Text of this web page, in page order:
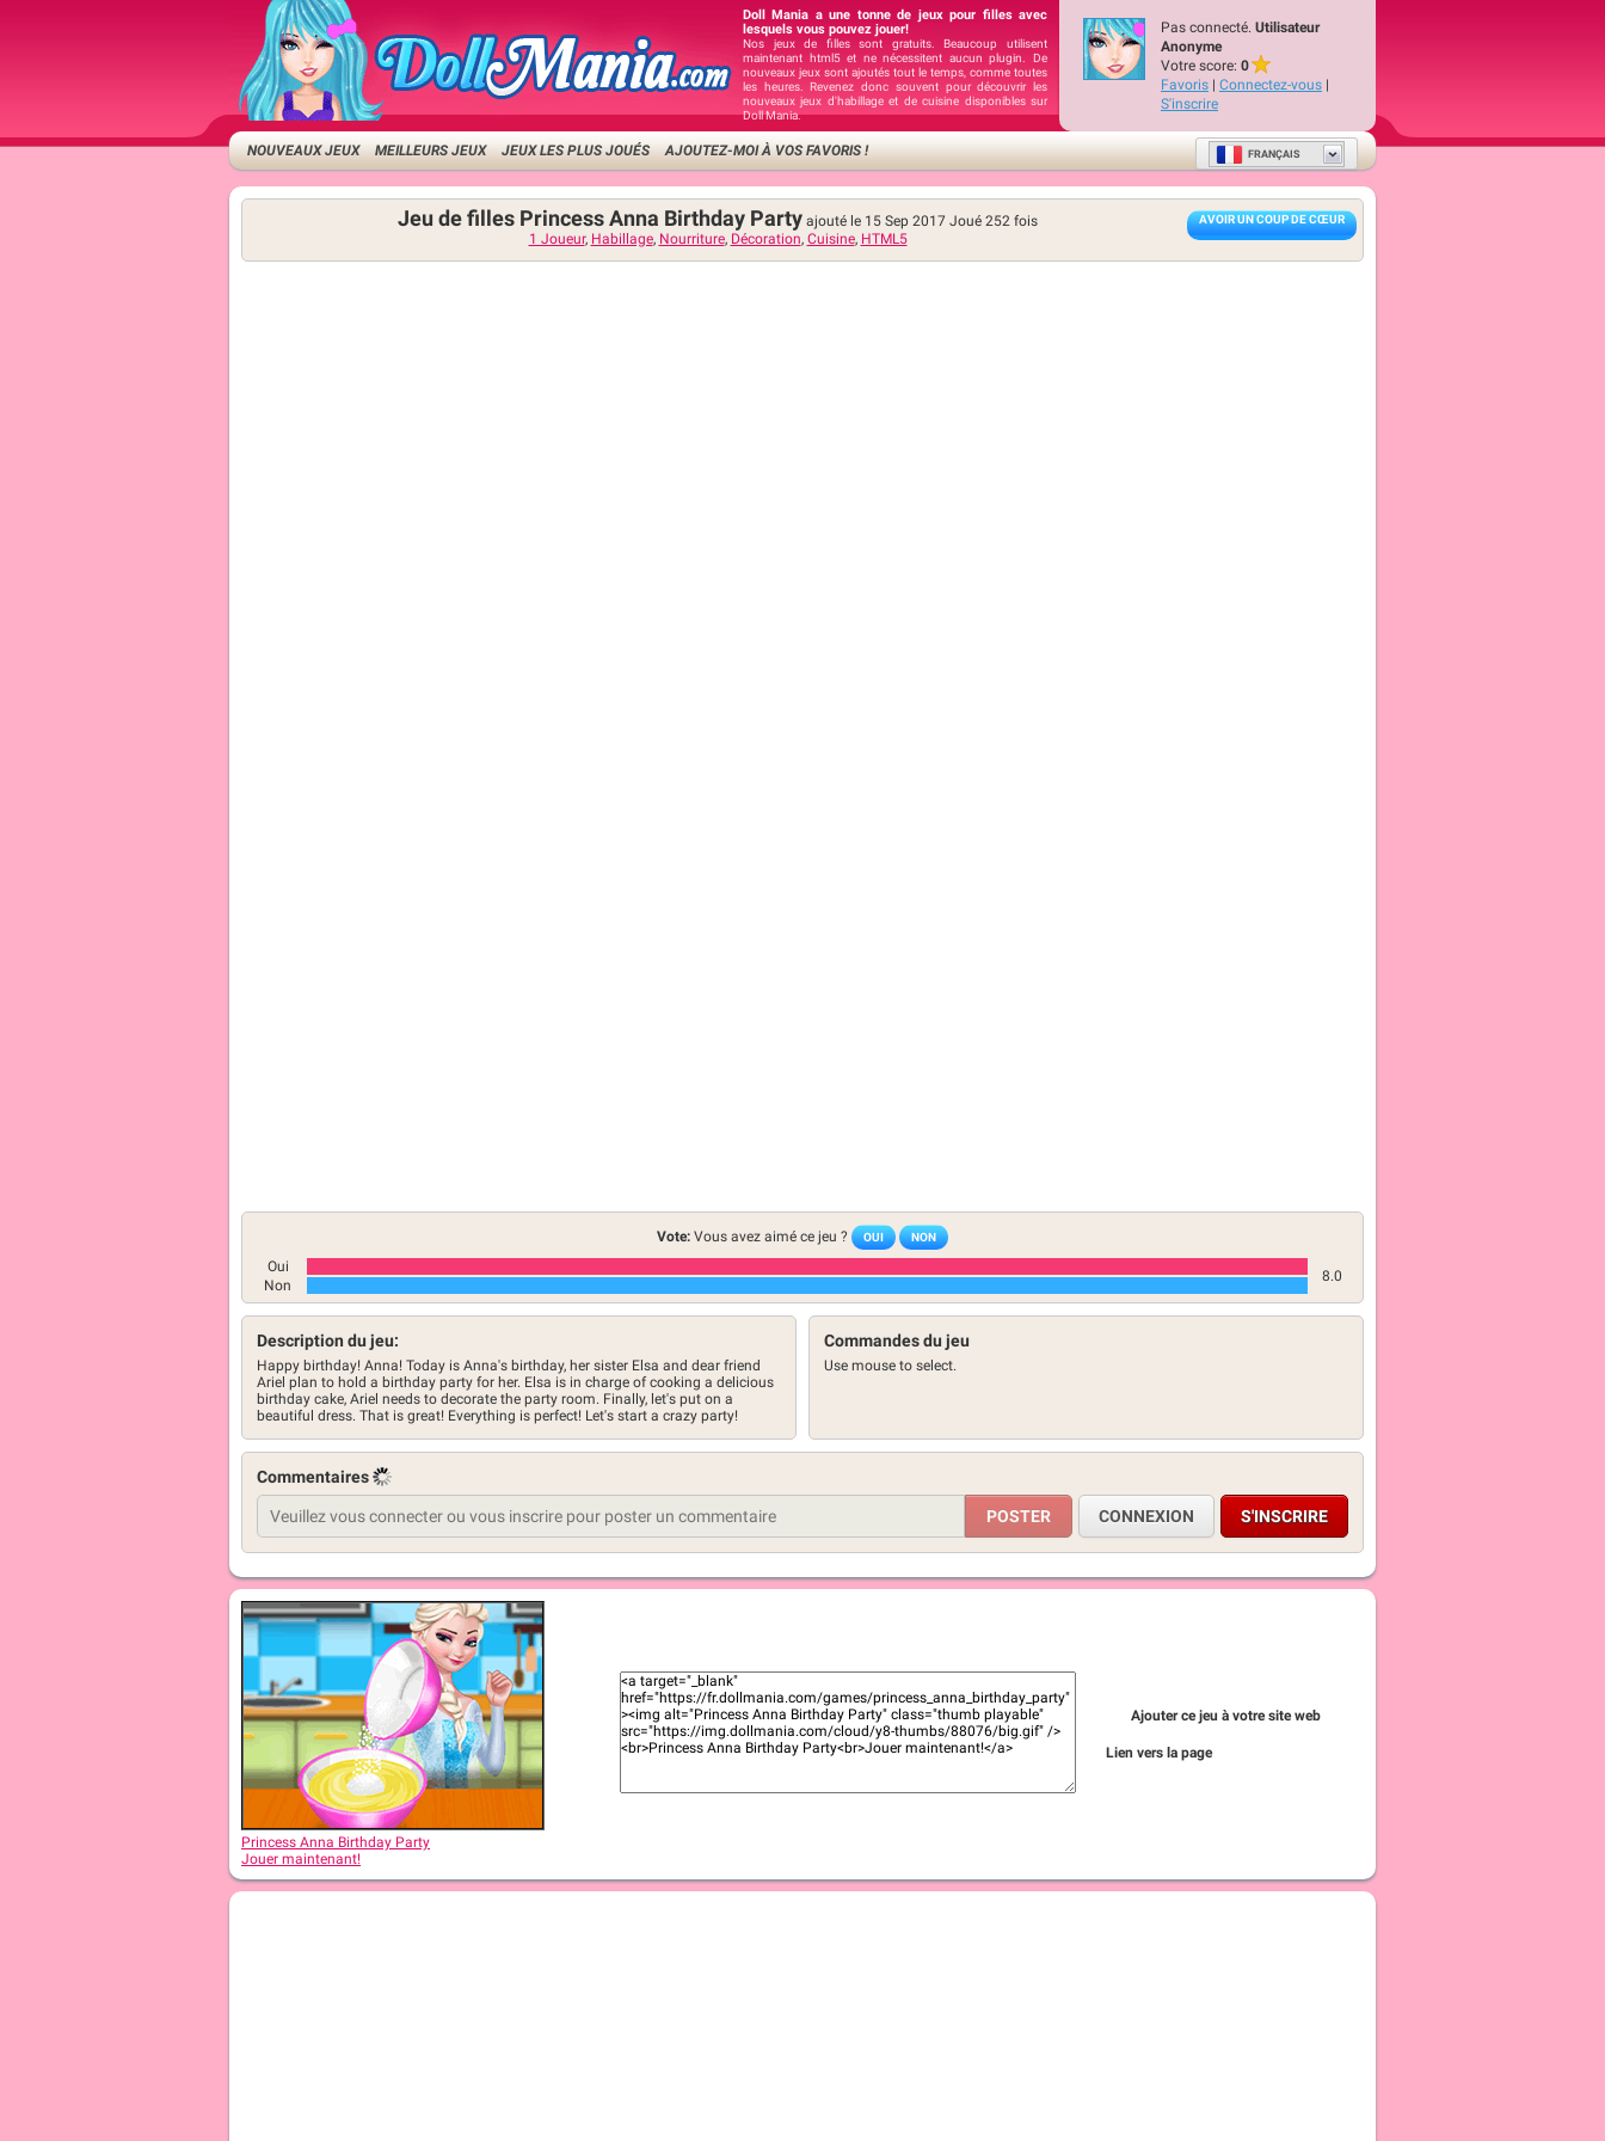
Doll Mania a une tonne de jeux pour filles avec
lesquels vous pouvez jouer!
Nos jeux de filles sont gratuits. Beaucoup utilisent
maintenant html5 et ne nécessitent aucun plugin. De
nouveaux jeux sont ajoutés tout le temps, comme toutes
les heures. Revenez donc souvent pour découvrir les
nouveaux jeux d'habillage et de cuisine disponibles sur
Doll Mania.
Pas connecté. Utilisateur
Anonyme
Votre score: 0
Favoris | Connectez-vous |
S'inscrire
NOUVEAUX JEUX MEILLEURS JEUX JEUX LES PLUS JOUÉS AJOUTEZ-MOI À VOS FAVORIS ! FRANÇAIS
AVOIR UN COUP DE CŒUR
Jeu de filles Princess Anna Birthday Party ajouté le 15 Sep 2017 Joué 252 fois
1 Joueur, Habillage, Nourriture, Décoration, Cuisine, HTML5
Vote: Vous avez aimé ce jeu ? OUI NON
Oui
8.0
Non
Description du jeu:
Happy birthday! Anna! Today is Anna's birthday, her sister Elsa and dear friend
Ariel plan to hold a birthday party for her. Elsa is in charge of cooking a delicious
birthday cake, Ariel needs to decorate the party room. Finally, let's put on a
beautiful dress. That is great! Everything is perfect! Let's start a crazy party!
Commandes du jeu
Use mouse to select.
Commentaires
CONNEXION S'INSCRIRE
Princess Anna Birthday Party
Jouer maintenant!
Ajouter ce jeu à votre site web
Lien vers la page